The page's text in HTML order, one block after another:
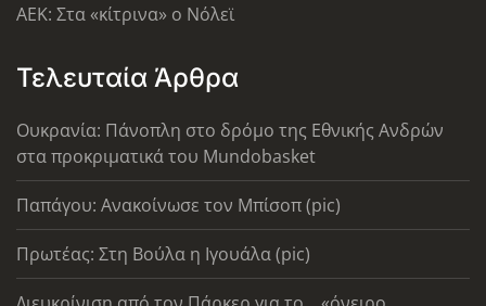
AEK: Στα «κίτρινα» ο Νόλεϊ
Τελευταία Άρθρα
Ουκρανία: Πάνοπλη στο δρόμο της Εθνικής Ανδρών
στα προκριματικά του Mundobasket
Παπάγου: Ανακοίνωσε τον Μπίσοπ (pic)
Πρωτέας: Στη Βούλα η Ιγουάλα (pic)